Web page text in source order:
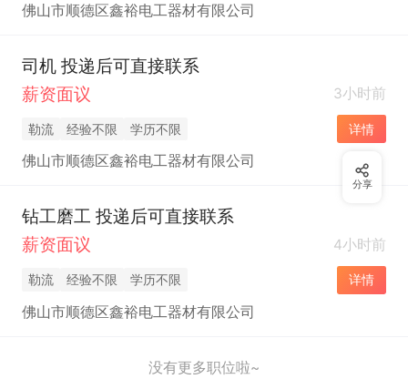
佛山市顺德区鑫裕电工器材有限公司
司机 投递后可直接联系
薪资面议
3小时前
勒流 经验不限 学历不限 详情
佛山市顺德区鑫裕电工器材有限公司
钻工磨工 投递后可直接联系
薪资面议
4小时前
勒流 经验不限 学历不限 详情
佛山市顺德区鑫裕电工器材有限公司
没有更多职位啦~
分享